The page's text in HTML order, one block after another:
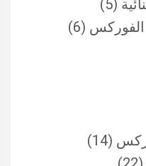
(5)
(6)
(14)